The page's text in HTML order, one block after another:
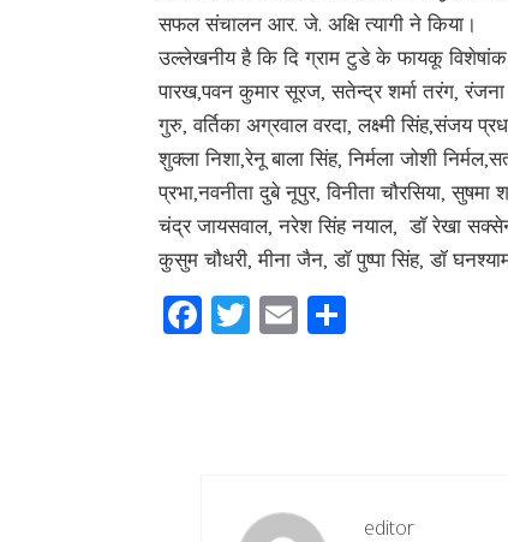
सफल संचालन आर. जे. अक्षि त्यागी ने किया।
उल्लेखनीय है कि दि ग्राम टुडे के फायकू
पारख,पवन कुमार सूरज, सतेन्द्र शर्मा तरंग, रंजना
गुरु, वर्तिका अग्रवाल वरदा, लक्ष्मी सिंह,संजय
शुक्ला निशा,रेनू बाला सिंह, निर्मला जोशी
प्रभा,नवनीता दुबे नूपुर, विनीता चौरसिया,
चंद्र जायसवाल, नरेश सिंह नयाल, डॉ रेखा
कुसुम चौधरी, मीना जैन, डॉ पुष्पा सिंह, डॉ
Facebook
Twitter
Email
editor